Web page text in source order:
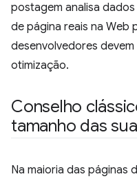
postagem analisa
de página reais na Web
desenvolvedores
otimização.
Conselho
tamanho das
Na maioria das páginas